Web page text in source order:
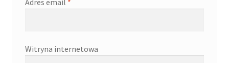
Witryna internetowa